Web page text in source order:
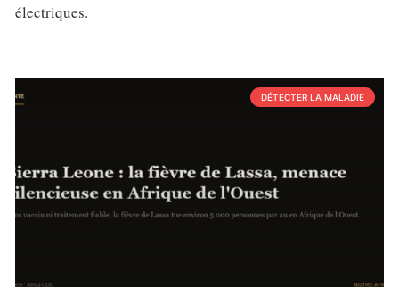
électriques.
DÉTECTER LA MALADIE